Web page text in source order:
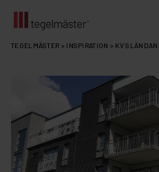
Fortsätt
innehållet
TEGELMÄSTER > INSPIRATION > KV SLÄNDAN